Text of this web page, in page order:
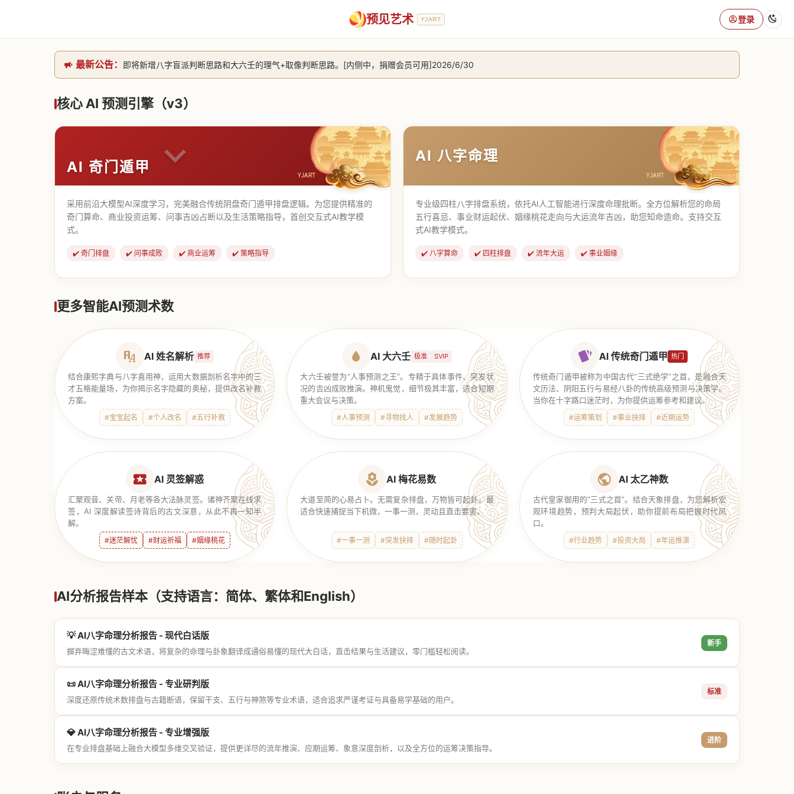
预见艺术 YJART 登录
最新公告：
即将新增八字盲派判断思路和大六壬的理气+取像判断思路。[内侧中，捐赠会员可用]2026/6/30
网站升级完成，升级全模块的算法，限时开放用户注册。2026/6/27
致老用户的一封信，旧站充值会员开放注册截止到8月25日 2026/2/25
核心 AI 预测引擎（v3）
AI 奇门遁甲
采用前沿大模型AI深度学习，完美融合传统阴盘奇门遁甲排盘逻辑。为您提供精准的
奇门算命、商业投资运筹、问事吉凶占断以及生活策略指导，首创交互式AI教学模
式。
✔️ 奇门排盘 ✔️ 问事成败 ✔️ 商业运筹 ✔️ 策略指导
【道家奇门】 【传统奇门】
AI 八字命理
专业级四柱八字排盘系统，依托AI人工智能进行深度命理批断。全方位解析您的命局
五行喜忌、事业财运起伏、姻缘桃花走向与大运流年吉凶，助您知命造命。支持交互
式AI教学模式。
✔️ 八字算命 ✔️ 四柱排盘 ✔️ 流年大运 ✔️ 事业姻缘
更多智能AI预测术数
AI 姓名解析 推荐
结合康熙字典与八字喜用神，运用大数据剖析名字中的三
才五格能量场，为你揭示名字隐藏的奥秘，提供改名补救
方案。
#宝宝起名 #个人改名 #五行补救
AI 大六壬 极准 SVIP
大六壬被誉为“人事预测之王”。专精于具体事件、突发状
况的吉凶成败推演。神机鬼觉，细节极其丰富，适合短期
重大会议与决策。
#人事预测 #寻物找人 #发展趋势
AI 传统奇门遁甲 热门
传统奇门遁甲被称为中国古代“三式绝学”之首，是融合天
文历法、阴阳五行与易经八卦的传统高级预测与决策学。
当你在十字路口迷茫时，为你提供运筹参考和建议。
#运筹策划 #事业抉择 #近期运势
AI 灵签解惑
汇聚观音、关帝、月老等各大法脉灵签。诸神齐聚在线求
签，AI 深度解读签诗背后的古文深意，从此不再一知半
解。
#迷茫解忧 #财运祈福 #姻缘桃花
AI 梅花易数
大道至简的心易占卜。无需复杂排盘，万物皆可起卦。最
适合快速捕捉当下机微，一事一测，灵动且直击要害。
#一事一测 #突发抉择 #随时起卦
AI 太乙神数
古代皇家御用的“三式之首”。结合天象排盘，为您解析宏
观环境趋势，预判大局起伏，助你提前布局把握时代风
口。
#行业趋势 #投资大局 #年运推演
AI分析报告样本（支持语言：简体、繁体和English）
💡 AI八字命理分析报告 - 现代白话版
摒弃晦涩难懂的古文术语，将复杂的命理与卦象翻译成通俗易懂的现代大白话，直击结果与生活建议，零门槛轻松阅读。
新手
📜 AI八字命理分析报告 - 专业研判版
深度还原传统术数排盘与古籍断语，保留干支、五行与神煞等专业术语，适合追求严谨考证与具备易学基础的用户。
标准
💎 AI八字命理分析报告 - 专业增强版
在专业排盘基础上融合大模型多维交叉验证，提供更详尽的流年推演、应期运筹、象意深度剖析，以及全方位的运筹决策指导。
进阶